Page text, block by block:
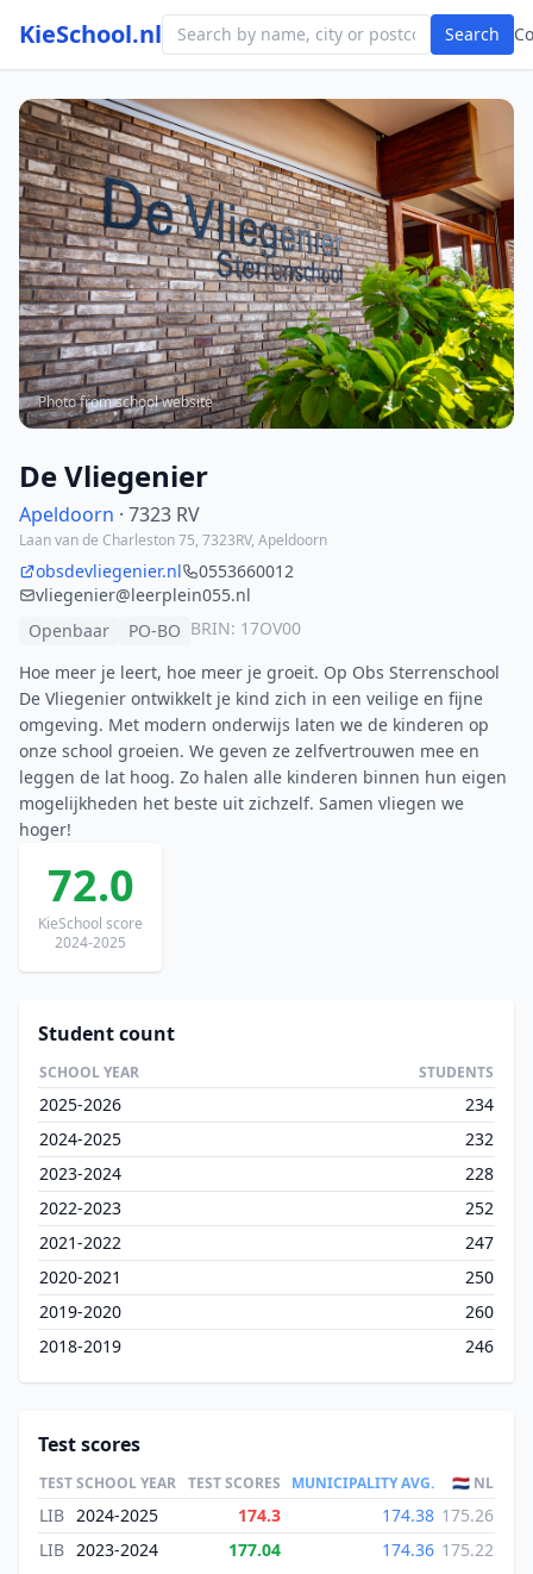
KieSchool.nl Search
Photo from school website
De Vliegenier
Apeldoorn · 7323 RV
Laan van de Charleston 75, 7323RV, Apeldoorn
obsdevliegenier.nl
0553660012
vliegenier@leerplein055.nl
Openbaar
PO-BO BRIN: 17OV00
Hoe meer je leert, hoe meer je groeit. Op Obs Sterrenschool
De Vliegenier ontwikkelt je kind zich in een veilige en fijne
omgeving. Met modern onderwijs laten we de kinderen op
onze school groeien. We geven ze zelfvertrouwen mee en
leggen de lat hoog. Zo halen alle kinderen binnen hun eigen
mogelijkheden het beste uit zichzelf. Samen vliegen we
hoger!
72.0
KieSchool score
2024-2025
Student count
SCHOOL YEAR STUDENTS
2025-2026
234
2024-2025
232
2023-2024
228
2022-2023
252
2021-2022
247
2020-2021
250
2019-2020
260
2018-2019
246
Test scores
TESTSCHOOL YEAR TEST SCORES MUNICIPALITY AVG. 🇳🇱 NL
LIB 2024-2025 174.3 174.38 175.26
LIB 2023-2024 177.04 174.36 175.22